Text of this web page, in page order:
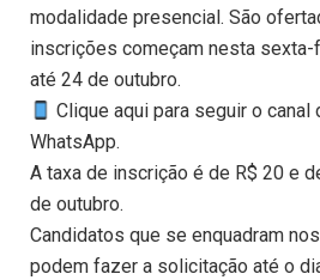
modalidade presencial. São
inscrições começam nesta
até 24 de outubro.
Clique aqui para seguir o canal
WhatsApp.
A taxa de inscrição é de R$ 20 e
de outubro.
Candidatos que se enquadram
podem fazer a solicitação até o